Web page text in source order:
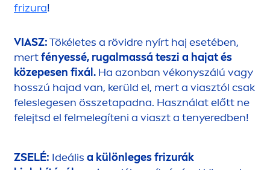
frizura!
VIASZ:Tökéletes a rövidre nyírt haj esetében,
mertfényessé, rugalmassá teszi a hajat és
közepesen fixál. Ha azonban vékonyszálú vagy
hosszú hajad van, kerüld el, mert a viasztól csak
feleslegesen összetapadna. Használat előtt ne
felejtsd el felmelegíteni a viaszt a tenyeredben!
ZSELÉ: Ideális a különleges frizurák